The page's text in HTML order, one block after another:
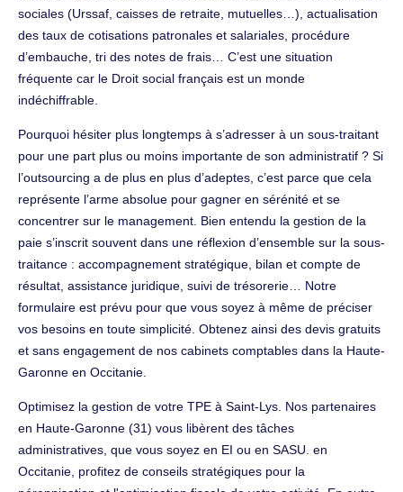
sociales (Urssaf, caisses de retraite, mutuelles…), actualisation
des taux de cotisations patronales et salariales, procédure
d’embauche, tri des notes de frais… C’est une situation
fréquente car le Droit social français est un monde
indéchiffrable.
Pourquoi hésiter plus longtemps à s’adresser à un sous-traitant
pour une part plus ou moins importante de son administratif ? Si
l’outsourcing a de plus en plus d’adeptes, c’est parce que cela
représente l’arme absolue pour gagner en sérénité et se
concentrer sur le management. Bien entendu la gestion de la
paie s’inscrit souvent dans une réflexion d’ensemble sur la sous-
traitance : accompagnement stratégique, bilan et compte de
résultat, assistance juridique, suivi de trésorerie… Notre
formulaire est prévu pour que vous soyez à même de préciser
vos besoins en toute simplicité. Obtenez ainsi des devis gratuits
et sans engagement de nos cabinets comptables dans la Haute-
Garonne en Occitanie.
Optimisez la gestion de votre TPE à Saint-Lys. Nos partenaires
en Haute-Garonne (31) vous libèrent des tâches
administratives, que vous soyez en EI ou en SASU. en
Occitanie, profitez de conseils stratégiques pour la